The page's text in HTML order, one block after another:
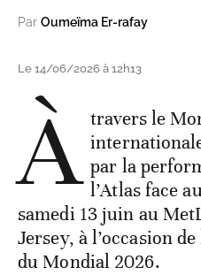
Par Oumeïma Er-rafay
Le 14/06/2026 à 12h13
À travers le
par la
l’Atlas face
samedi 13 juin au
Jersey, à l’occasion
du Mondial 2026.